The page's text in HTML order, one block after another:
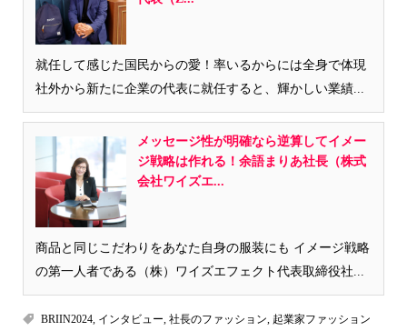
就任して感じた国民からの愛！率いるからには全身で体現
社外から新たに企業の代表に就任すると、輝かしい業績...
メッセージ性が明確なら逆算してイメー
ジ戦略は作れる！余語まりあ社長（株式
会社ワイズエ...
商品と同じこだわりをあなた自身の服装にも イメージ戦略
の第一人者である（株）ワイズエフェクト代表取締役社...
BRIIN2024, インタビュー, 社長のファッション, 起業家ファッション